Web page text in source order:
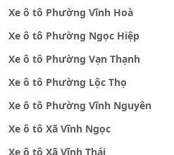
Xe ô tô Phường Vĩnh Hoà
Xe ô tô Phường Ngọc Hiệp
Xe ô tô Phường Vạn Thạnh
Xe ô tô Phường Lộc Thọ
Xe ô tô Phường Vĩnh Nguyên
Xe ô tô Xã Vĩnh Ngọc
Xe ô tô Xã Vĩnh Thái